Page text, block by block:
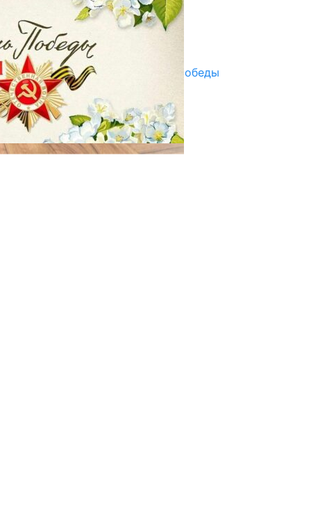
07.08.2025
Улуу Жеңиштин жандуу сөзү
29.04.2025
Награды в преддверии Дня Победы
29.04.2025